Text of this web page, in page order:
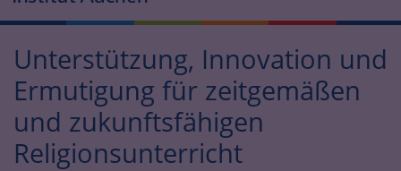
Unterstützung, Innovation und
Ermutigung für zeitgemäßen
und zukunftsfähigen
Religionsunterricht